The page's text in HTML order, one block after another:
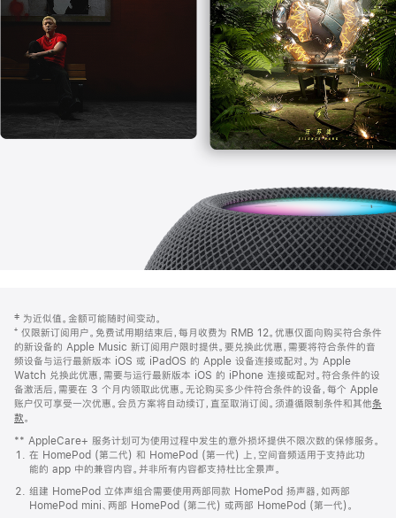
开)
页
页
脚
注
‡ 为近似值。金额可能随时间变动。
⁺ 仅限新订阅用户。免费试用期结束后，每月收费为 RMB 12。优惠仅面向购买符合条件
的新设备的 Apple Music 新订阅用户限时提供。要兑换此优惠，需要将符合条件的音
频设备与运行最新版本 iOS 或 iPadOS 的 Apple 设备连接或配对。为 Apple
Watch 兑换此优惠，需要与运行最新版本 iOS 的 iPhone 连接或配对。符合条件的设
备激活后，需要在 3 个月内领取此优惠。无论购买多少件符合条件的设备，每个 Apple
账户仅可享受一次优惠。会员方案将自动续订，直至取消订阅。须遵循限制条件和其他条
款。
窗
口
中
打
开)
** AppleCare+ 服务计划可为使用过程中发生的意外损坏提供不限次数的保修服务。
在 HomePod (第二代) 和 HomePod (第一代) 上，空间音频适用于支持此功
能的 app 中的兼容内容。并非所有内容都支持杜比全景声。
组建 HomePod 立体声组合需要使用两部同款 HomePod 扬声器，如两部
HomePod mini、两部 HomePod (第二代) 或两部 HomePod (第一代)。